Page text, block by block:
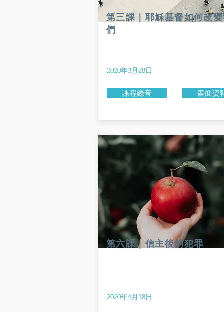
第三課｜耶穌基督如何改
們
2020年3月28日
課程錄音 書面資
第六課｜信主後的犯罪
2020年4月18日